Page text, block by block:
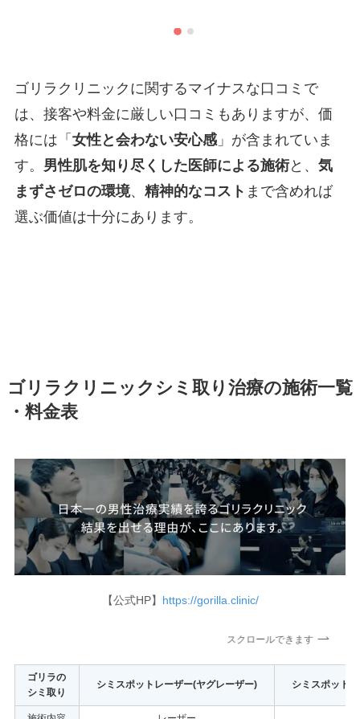
ゴリラクリニックに関するマイナスな口コミで
は、接客や料金に厳しい口コミもありますが、価
格には「 女性と会わない安心感」が含まれていま
す。 男性肌を知り尽くした医師による施術と、 気
まずさゼロの環境、 精神的なコスト まで含めれば
選ぶ価値は十分にあります。
ゴリラクリニックシミ取り治療の施術一覧
・料金表
【公式HP】 https://gorilla.clinic/
スクロールできます
ゴリラの
シミ取り
シミスポットレーザー(ヤグレーザー) シミスポット